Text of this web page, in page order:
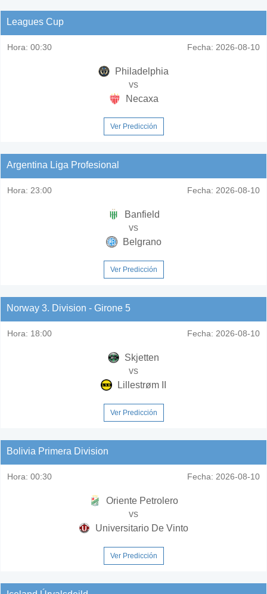
Leagues Cup
Hora: 00:30 Fecha: 2026-08-10
Philadelphia
vs
Necaxa
Ver Predicción
Argentina Liga Profesional
Hora: 23:00 Fecha: 2026-08-10
Banfield
vs
Belgrano
Ver Predicción
Norway 3. Division - Girone 5
Hora: 18:00 Fecha: 2026-08-10
Skjetten
vs
Lillestrøm II
Ver Predicción
Bolivia Primera Division
Hora: 00:30 Fecha: 2026-08-10
Oriente Petrolero
vs
Universitario De Vinto
Ver Predicción